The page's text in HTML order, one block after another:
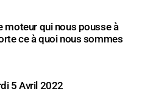
moteur qui nous pousse à
ce à quoi nous sommes
5 Avril 2022